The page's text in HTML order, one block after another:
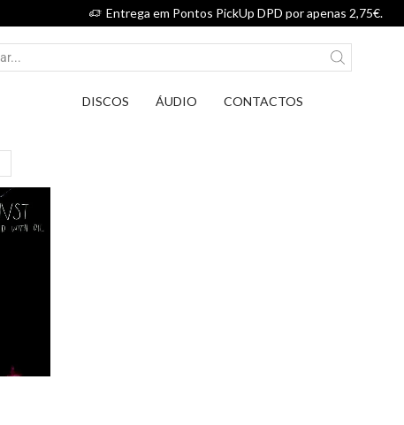
Entrega em Pontos PickUp DPD por apenas 2,75€.
DISCOS ÁUDIO CONTACTOS